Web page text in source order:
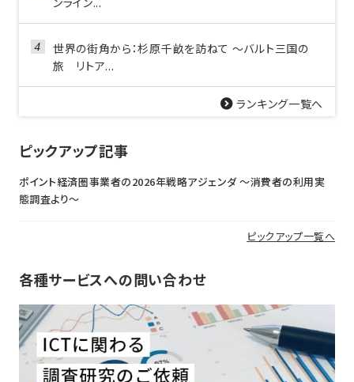
世界の街角から：杉原千畝を訪ねて ～バルト三国の
旅 リトア...
ランキング一覧へ
ピックアップ記事
ポイント経済圏事業者の2026年戦略アジェンダ 〜消費者の利用実
態調査より〜
ピックアップ一覧へ
各種サービスへの問い合わせ